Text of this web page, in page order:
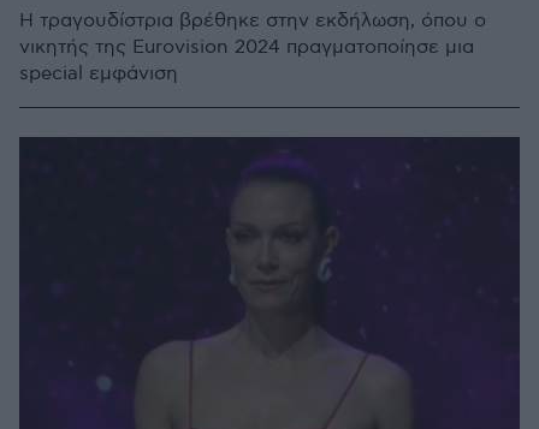
Η τραγουδίστρια βρέθηκε στην εκδήλωση, όπου ο
νικητής της Eurovision 2024 πραγματοποίησε μια
special εμφάνιση